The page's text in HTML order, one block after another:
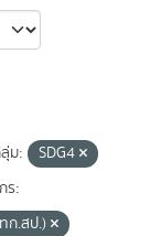
ม:
SDG4
ร:
ก.สป.)